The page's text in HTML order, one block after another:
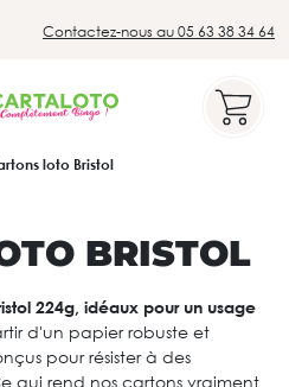
Contactez-nous au 05 63 38 34 64
loto Bristol
BRISTOL
224g, idéaux pour un usage
d'un papier robuste et
pour résister à des
qui rend nos cartons vraiment